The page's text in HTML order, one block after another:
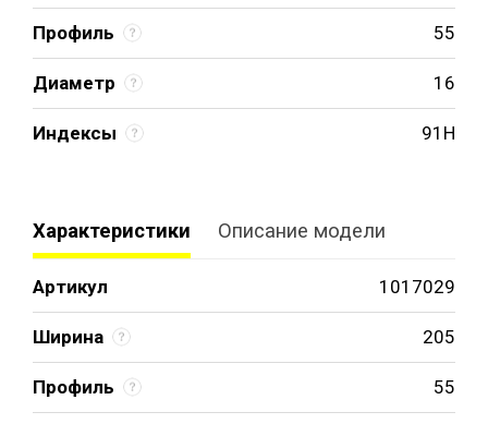
Профиль 55
Диаметр 16
Индексы 91H
Характеристики Описание модели
Артикул 1017029
Ширина 205
Профиль 55